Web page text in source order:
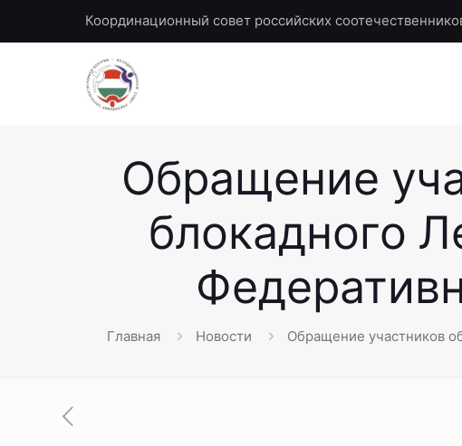
Координационный совет российских
Обращение
блокадного
Главная Новости Обращение участников